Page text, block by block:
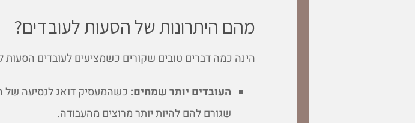
מהם היתרונות של הסעות לעובדים?
הינה כמה דברים טובים שקורים כשמציעים לעובדים הסעות
העובדים יותר שמחים: כשהמעסיק דואג לנסיעה של
שגורם להם להיות יותר מרוצים מהעבודה.